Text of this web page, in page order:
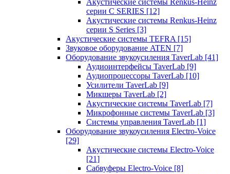
Акустические системы Renkus-Heinz
серии C SERIES [12]
Акустические системы Renkus-Heinz
серии S Series [3]
Акустические системы TEFRA [15]
Звуковое оборудование ATEN [7]
Оборудование звукоусиления TaverLab [41]
Аудиоинтерфейсы TaverLab [9]
Аудиопроцессоры TaverLab [10]
Усилители TaverLab [9]
Микшеры TaverLab [2]
Акустические системы TaverLab [7]
Микрофонные системы TaverLab [3]
Системы управления TaverLab [1]
Оборудование звукоусиления Electro-Voice
[29]
Акустические системы Electro-Voice
[21]
Сабвуферы Electro-Voice [8]